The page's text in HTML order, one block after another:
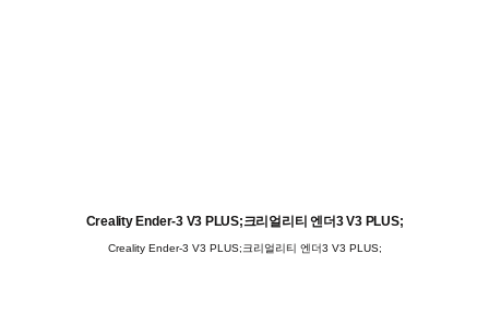
Creality Ender-3 V3 PLUS;크리얼리티 엔더3 V3 PLUS;
Creality Ender-3 V3 PLUS;크리얼리티 엔더3 V3 PLUS;